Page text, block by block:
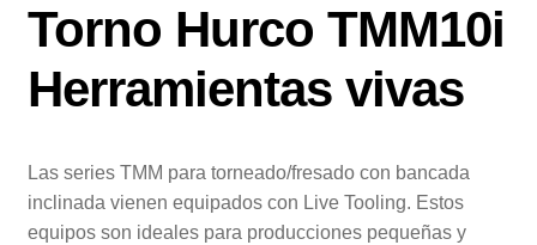
Torno Hurco TMM10i
Herramientas vivas
Las series TMM para torneado/fresado con bancada
inclinada vienen equipados con Live Tooling. Estos
equipos son ideales para producciones pequeñas y